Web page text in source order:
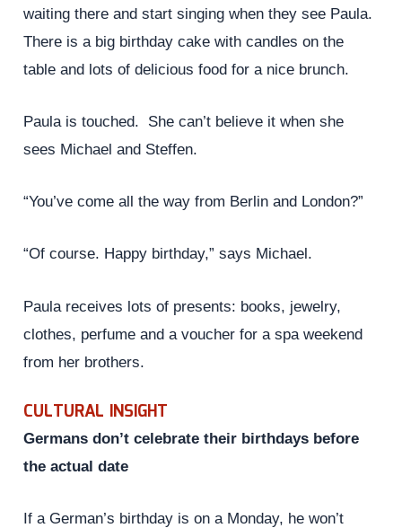
waiting there and start singing when they see Paula.
There is a big birthday cake with candles on the
table and lots of delicious food for a nice brunch.
Paula is touched. She can’t believe it when she
sees Michael and Steffen.
“You’ve come all the way from Berlin and London?”
“Of course. Happy birthday,” says Michael.
Paula receives lots of presents: books, jewelry,
clothes, perfume and a voucher for a spa weekend
from her brothers.
CULTURAL INSIGHT
Germans don’t celebrate their birthdays before
the actual date
If a German’s birthday is on a Monday, he won’t